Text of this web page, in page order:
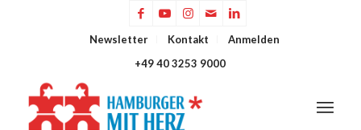
Newsletter Kontakt
Anmelden
+49 40 3253 9000